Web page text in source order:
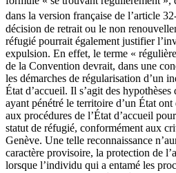
dans la version française de l’article
décision de retrait ou le non
réfugié pourrait également justifier
expulsion. En effet, le terme «
de la Convention devrait, dans une
les démarches de régularisation d’un
État d’accueil. Il s’agit des
ayant pénétré le territoire d’un État ont
aux procédures de l’État d’accueil
statut de réfugié, conformément aux
Genève. Une telle reconnaissance
caractère provisoire, la protection de
lorsque l’individu qui a entamé les